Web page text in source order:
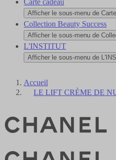
Carte cadeau
Afficher le sous-menu de
Collection Beauty Success
Afficher le sous-menu de
L'INSTITUT
Afficher le sous-menu de
Accueil
LE LIFT CRÈME DE